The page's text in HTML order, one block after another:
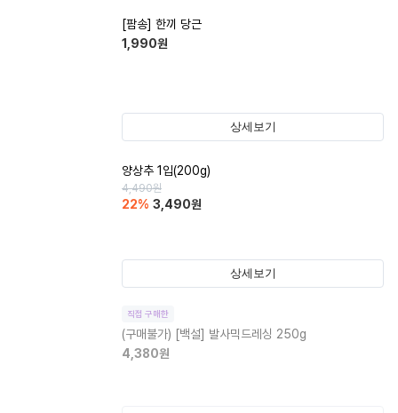
[팜송] 한끼 당근
1,990원
상세보기
양상추 1입(200g)
4,490원
22% 3,490원
상세보기
직접 구매한
(구매불가) [백설] 발사믹드레싱 250g
4,380원